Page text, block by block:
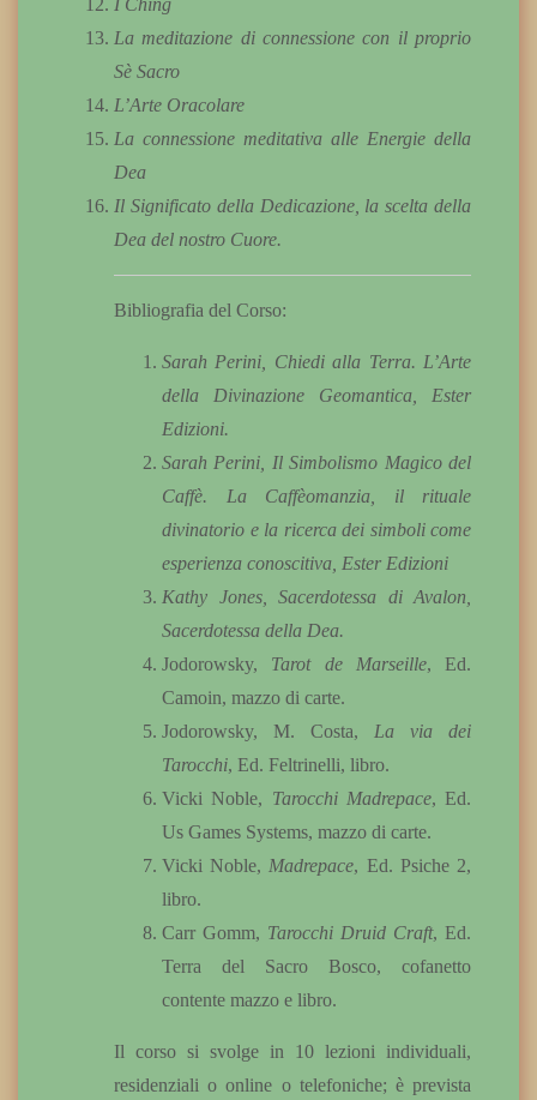
La meditazione di connessione con il proprio
Sè Sacro
L’Arte Oracolare
La connessione meditativa alle Energie della
Dea
Il Significato della Dedicazione, la scelta della
Dea del nostro Cuore.
Bibliografia del Corso:
Sarah Perini, Chiedi alla Terra. L’Arte
della Divinazione Geomantica, Ester
Edizioni.
Sarah Perini, Il Simbolismo Magico del
Caffè. La Caffèomanzia, il rituale
divinatorio e la ricerca dei simboli come
esperienza conoscitiva, Ester Edizioni
Kathy Jones, Sacerdotessa di Avalon,
Sacerdotessa della Dea.
Jodorowsky, Tarot de Marseille, Ed.
Camoin, mazzo di carte.
Jodorowsky, M. Costa, La via dei
Tarocchi, Ed. Feltrinelli, libro.
Vicki Noble, Tarocchi Madrepace, Ed.
Us Games Systems, mazzo di carte.
Vicki Noble, Madrepace, Ed. Psiche 2,
libro.
Carr Gomm, Tarocchi Druid Craft, Ed.
Terra del Sacro Bosco, cofanetto
contente mazzo e libro.
Il corso si svolge in 10 lezioni individuali,
residenziali o online o telefoniche; è prevista